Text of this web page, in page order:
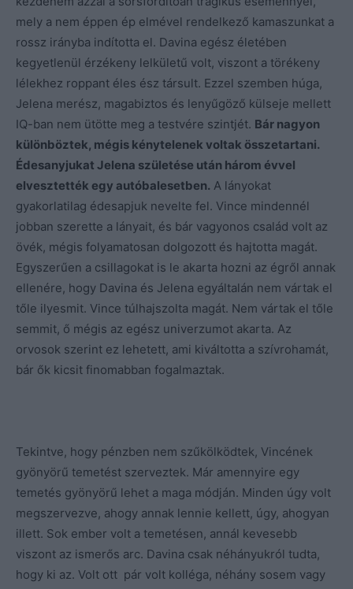
mely a nem éppen ép elmével rendelkező kamaszunkat a
rossz irányba indította el. Davina egész életében
kegyetlenül érzékeny lelkületű volt, viszont a törékeny
lélekhez roppant éles ész társult. Ezzel szemben húga,
Jelena merész, magabiztos és lenyűgöző külseje mellett
IQ-ban nem ütötte meg a testvére szintjét. Bár nagyon
különböztek, mégis kénytelenek voltak összetartani.
Édesanyjukat Jelena születése után három évvel
elvesztették egy autóbalesetben. A lányokat
gyakorlatilag édesapjuk nevelte fel. Vince mindennél
jobban szerette a lányait, és bár vagyonos család volt az
övék, mégis folyamatosan dolgozott és hajtotta magát.
Egyszerűen a csillagokat is le akarta hozni az égről annak
ellenére, hogy Davina és Jelena egyáltalán nem vártak el
tőle ilyesmit. Vince túlhajszolta magát. Nem vártak el tőle
semmit, ő mégis az egész univerzumot akarta. Az
orvosok szerint ez lehetett, ami kiváltotta a szívrohamát,
bár ők kicsit finomabban fogalmaztak.
Tekintve, hogy pénzben nem szűkölködtek, Vincének
gyönyörű temetést szerveztek. Már amennyire egy
temetés gyönyörű lehet a maga módján. Minden úgy volt
megszervezve, ahogy annak lennie kellett, úgy, ahogyan
illett. Sok ember volt a temetésen, annál kevesebb
viszont az ismerős arc. Davina csak néhányukról tudta,
hogy ki az. Volt ott pár volt kolléga, néhány sosem vagy